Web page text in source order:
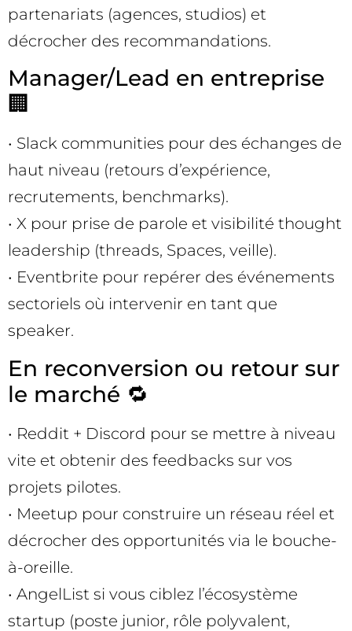
partenariats (agences, studios) et
décrocher des recommandations.
Manager/Lead en entreprise
🏢
• Slack communities pour des échanges de
haut niveau (retours d’expérience,
recrutements, benchmarks).
• X pour prise de parole et visibilité thought
leadership (threads, Spaces, veille).
• Eventbrite pour repérer des événements
sectoriels où intervenir en tant que
speaker.
En reconversion ou retour sur
le marché 🔁
• Reddit + Discord pour se mettre à niveau
vite et obtenir des feedbacks sur vos
projets pilotes.
• Meetup pour construire un réseau réel et
décrocher des opportunités via le bouche-
à-oreille.
• AngelList si vous ciblez l’écosystème
startup (poste junior, rôle polyvalent,